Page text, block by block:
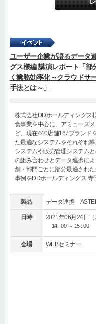
ユーザー企業が語るデータ
グス様編 講演レポート「部
く業務効率化～クラウドサ
手法とは～」
株式会社DDホールディングス
食事業を中心に、アミューズ
ど、現在440店舗167ブランド
た最適なシステムをそれぞれ
システムや販売管理システム
の組み合わせとデータ連携に
舗・部門ごとに部分最適され
事例をDDホールディングス 寺
製品 データ連携
日時 2021年06月24日（
14 : 00 ～ 15 : 00
会場 WEBセミナー